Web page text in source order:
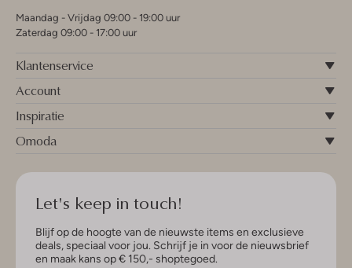
Maandag - Vrijdag 09:00 - 19:00 uur
Zaterdag 09:00 - 17:00 uur
Klantenservice
Account
Inspiratie
Omoda
Let's keep in touch!
Blijf op de hoogte van de nieuwste items en exclusieve
deals, speciaal voor jou. Schrijf je in voor de nieuwsbrief
en maak kans op € 150,- shoptegoed.